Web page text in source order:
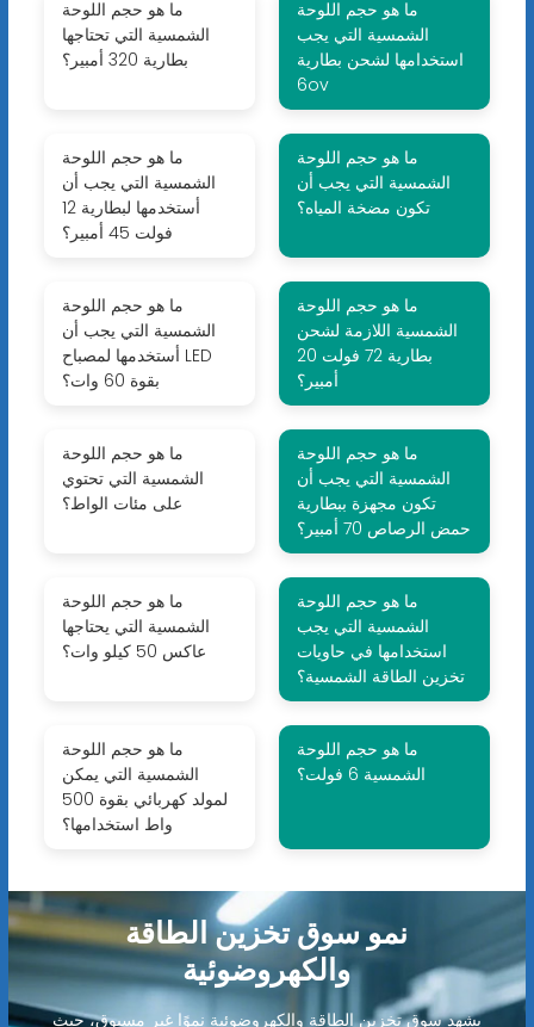
ما هو حجم اللوحة
الشمسية التي تحتاجها
بطارية 320 أمبير؟
ما هو حجم اللوحة
الشمسية التي يجب
استخدامها لشحن بطارية
6ov
ما هو حجم اللوحة
الشمسية التي يجب أن
أستخدمها لبطارية 12
فولت 45 أمبير؟
ما هو حجم اللوحة
الشمسية التي يجب أن
تكون مضخة المياه؟
ما هو حجم اللوحة
الشمسية التي يجب أن
أستخدمها لمصباح LED
بقوة 60 وات؟
ما هو حجم اللوحة
الشمسية اللازمة لشحن
بطارية 72 فولت 20
أمبير؟
ما هو حجم اللوحة
الشمسية التي تحتوي
على مئات الواط؟
ما هو حجم اللوحة
الشمسية التي يجب أن
تكون مجهزة ببطارية
حمض الرصاص 70 أمبير؟
ما هو حجم اللوحة
الشمسية التي يحتاجها
عاكس 50 كيلو وات؟
ما هو حجم اللوحة
الشمسية التي يجب
استخدامها في حاويات
تخزين الطاقة الشمسية؟
ما هو حجم اللوحة
الشمسية التي يمكن
لمولد كهربائي بقوة 500
واط استخدامها؟
ما هو حجم اللوحة
الشمسية 6 فولت؟
نمو سوق تخزين الطاقة
والكهروضوئية
يشهد سوق تخزين الطاقة والكهروضوئية نموًا غير مسبوق، حيث